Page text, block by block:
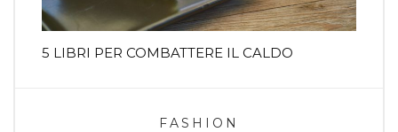
5 LIBRI PER COMBATTERE IL CALDO
FASHION